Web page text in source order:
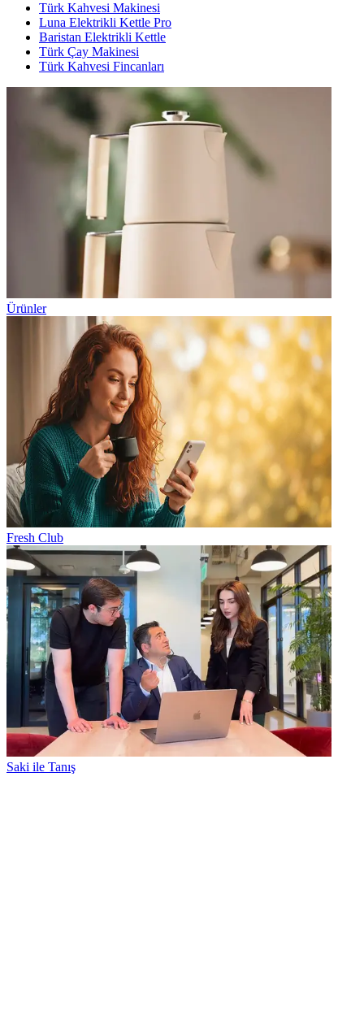
Türk Kahvesi Makinesi
Luna Elektrikli Kettle Pro
Baristan Elektrikli Kettle
Türk Çay Makinesi
Türk Kahvesi Fincanları
Ürünler
Fresh Club
Saki ile Tanış